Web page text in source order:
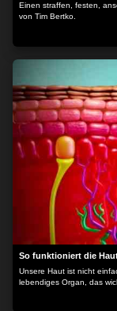
Einen straffen, festen,
von Tim Bertko.
So funktioniert die
Unsere Haut ist nicht
lebendiges Organ, das